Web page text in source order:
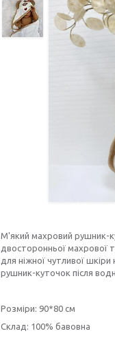
М'який махровий рушник-
двосторонньої махрової
для ніжної чутливої
рушник-куточок після
Розміри: 90*80 см
Склад: 100% бавовна